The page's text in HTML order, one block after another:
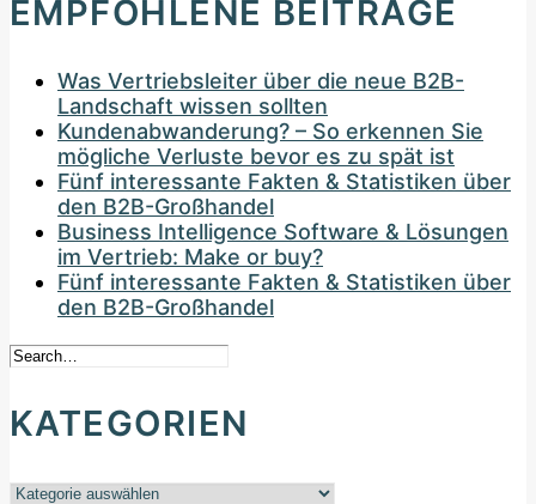
EMPFOHLENE BEITRÄGE
Was Vertriebsleiter über die neue B2B-
Landschaft wissen sollten
Kundenabwanderung? – So erkennen Sie
mögliche Verluste bevor es zu spät ist
Fünf interessante Fakten & Statistiken über
den B2B-Großhandel
Business Intelligence Software & Lösungen
im Vertrieb: Make or buy?
Fünf interessante Fakten & Statistiken über
den B2B-Großhandel
KATEGORIEN
Kategorien